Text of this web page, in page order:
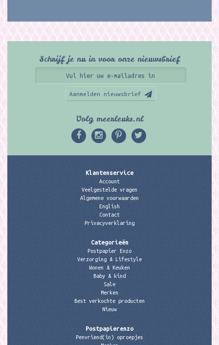
Schrijf je nu in voor onze nieuwsbrief
Aanmelden nieuwsbrief
Volg meerleuks.nl
Klantenservice
Account
Veelgestelde vragen
Algemene voorwaarden
English
Contact
Privacyverklaring
Categorieën
Postpapier Enzo
Verzorging & Lifestyle
Wonen & Keuken
Baby & kind
Sale
Merken
Best verkochte producten
Nieuw
Postpapierenzo
Penvriend(in) oproepjes